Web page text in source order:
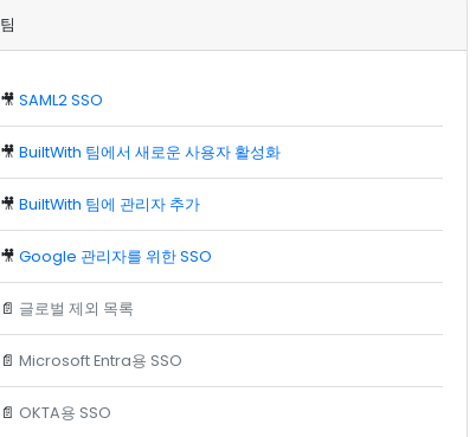
팀
🎥SAML2 SSO
🎥BuiltWith 팀에서 새로운 사용자 활성화
🎥BuiltWith 팀에 관리자 추가
🎥Google 관리자를 위한 SSO
📄 글로벌 제외 목록
📄Microsoft Entra용 SSO
📄 OKTA용 SSO